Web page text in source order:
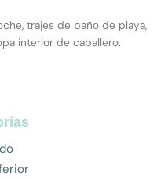
trajes de baño de playa,
interior de caballero.